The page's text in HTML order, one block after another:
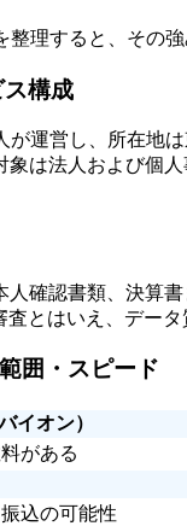
理すると、その
構成
が運営し、所在地
は法人および個
確認書類、決算
とはいえ、デー
囲・スピード
イオン）
がある
込の可能性